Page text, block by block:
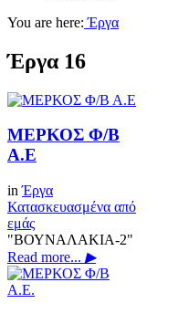
You are here: Έργα
Έργα 16
ΜΕΡΚΟΣ Φ/Β
Α.Ε
in Έργα
Κατασκευασμένα από
εμάς
"ΒΟΥΝΑΛΑΚΙΑ-2"
Read more... ▶